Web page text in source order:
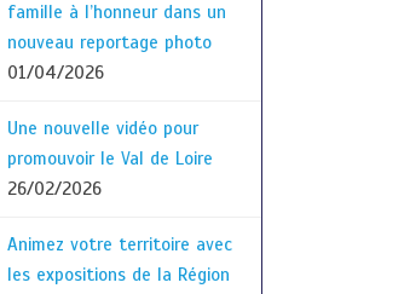
famille à l’honneur dans un
nouveau reportage photo
01/04/2026
Une nouvelle vidéo pour
promouvoir le Val de Loire
26/02/2026
Animez votre territoire avec
les expositions de la Région